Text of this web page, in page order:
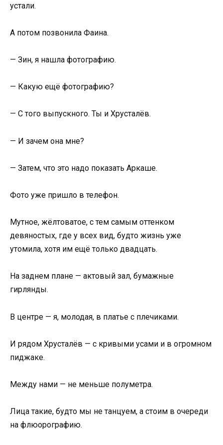
устали.
А потом позвонила Фаина.
— Зин, я нашла фотографию.
— Какую ещё фотографию?
— С того выпускного. Ты и Хрусталёв.
— И зачем она мне?
— Затем, что это надо показать Аркаше.
Фото уже пришло в телефон.
Мутное, жёлтоватое, с тем самым оттенком
девяностых, где у всех вид, будто жизнь уже
утомила, хотя им ещё только двадцать.
На заднем плане — актовый зал, бумажные
гирлянды.
В центре — я, молодая, в платье с плечиками.
И рядом Хрусталёв — с кривыми усами и в огромном
пиджаке.
Между нами — не меньше полуметра.
Лица такие, будто мы не танцуем, а стоим в очереди
на флюорографию.